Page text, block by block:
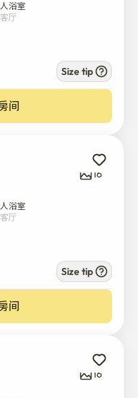
过自助服务机进行本
匙非面对面领取（使用
-必要时使用自助服务
回收，
。
静的环境。
5500-5332联系方
时间:晚上22时至上
浴室
厅
Size tip
间
16
浴室
厅
Size tip
间
16